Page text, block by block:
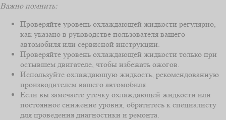
Важно помнить:
Проверяйте уровень охлаждающей жидкости регулярно,
как указано в руководстве пользователя вашего
автомобиля или сервисной инструкции.
Проверяйте уровень охлаждающей жидкости только при
остывшем двигателе, чтобы избежать ожогов.
Используйте охлаждающую жидкость, рекомендованную
производителем вашего автомобиля.
Если вы замечаете утечку охлаждающей жидкости или
постоянное снижение уровня, обратитесь к специалисту
для проведения диагностики и ремонта.